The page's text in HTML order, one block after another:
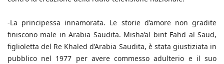
-La principessa innamorata. Le storie d’amore non gradite
finiscono male in Arabia Saudita. Misha’al bint Fahd al Saud,
figlioletta del Re Khaled d’Arabia Saudita, è stata giustiziata in
pubblico nel 1977 per avere commesso adulterio e il suo